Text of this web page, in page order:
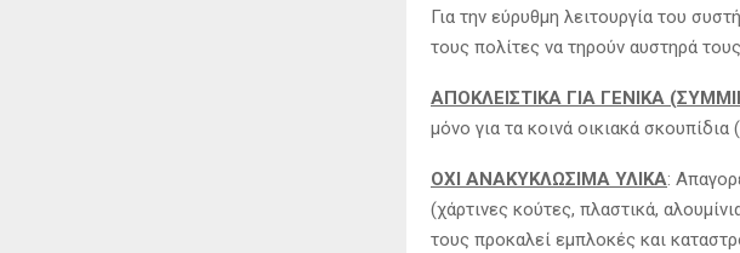
Για την εύρυθμη λειτουργία του
τους πολίτες να τηρούν αυστηρά
ΑΠΟΚΛΕΙΣΤΙΚΑ ΓΙΑ ΓΕΝΙΚΑ
μόνο για τα κοινά οικιακά
ΟΧΙ ΑΝΑΚΥΚΛΩΣΙΜΑ ΥΛΙΚΑ:
(χάρτινες κούτες, πλαστικά,
τους προκαλεί εμπλοκές και